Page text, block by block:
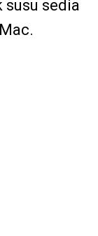
susu sedia